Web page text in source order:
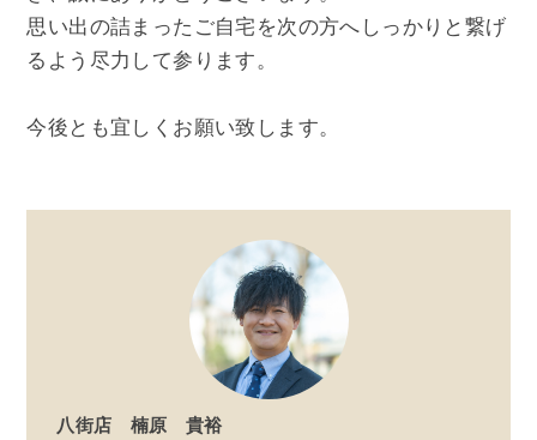
思い出の詰まったご自宅を次の方へしっかりと繋げ
るよう尽力して参ります。
今後とも宜しくお願い致します。
八街店 楠原 貴裕